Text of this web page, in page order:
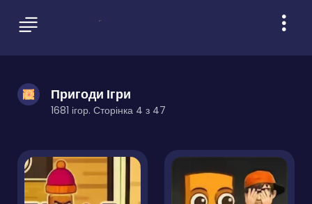
Пригоди Ігри
1681 ігор. Сторінка 4 з 47